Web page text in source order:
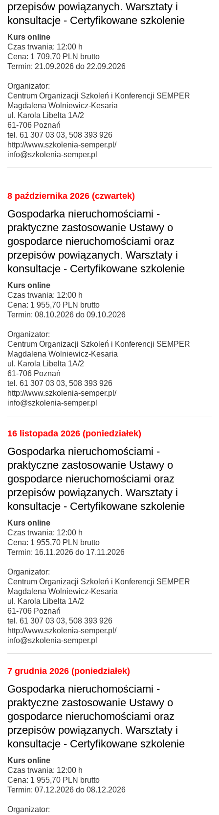
przepisów powiązanych. Warsztaty i
konsultacje - Certyfikowane szkolenie
Kurs online
Czas trwania: 12:00 h
Cena: 1 709,70 PLN brutto
Termin: 21.09.2026 do 22.09.2026
Organizator:
Centrum Organizacji Szkoleń i Konferencji SEMPER
Magdalena Wolniewicz-Kesaria
ul. Karola Libelta 1A/2
61-706 Poznań
tel. 61 307 03 03, 508 393 926
http://www.szkolenia-semper.pl/
info@szkolenia-semper.pl
8 października 2026 (czwartek)
Gospodarka nieruchomościami -
praktyczne zastosowanie Ustawy o
gospodarce nieruchomościami oraz
przepisów powiązanych. Warsztaty i
konsultacje - Certyfikowane szkolenie
Kurs online
Czas trwania: 12:00 h
Cena: 1 955,70 PLN brutto
Termin: 08.10.2026 do 09.10.2026
Organizator:
Centrum Organizacji Szkoleń i Konferencji SEMPER
Magdalena Wolniewicz-Kesaria
ul. Karola Libelta 1A/2
61-706 Poznań
tel. 61 307 03 03, 508 393 926
http://www.szkolenia-semper.pl/
info@szkolenia-semper.pl
16 listopada 2026 (poniedziałek)
Gospodarka nieruchomościami -
praktyczne zastosowanie Ustawy o
gospodarce nieruchomościami oraz
przepisów powiązanych. Warsztaty i
konsultacje - Certyfikowane szkolenie
Kurs online
Czas trwania: 12:00 h
Cena: 1 955,70 PLN brutto
Termin: 16.11.2026 do 17.11.2026
Organizator:
Centrum Organizacji Szkoleń i Konferencji SEMPER
Magdalena Wolniewicz-Kesaria
ul. Karola Libelta 1A/2
61-706 Poznań
tel. 61 307 03 03, 508 393 926
http://www.szkolenia-semper.pl/
info@szkolenia-semper.pl
7 grudnia 2026 (poniedziałek)
Gospodarka nieruchomościami -
praktyczne zastosowanie Ustawy o
gospodarce nieruchomościami oraz
przepisów powiązanych. Warsztaty i
konsultacje - Certyfikowane szkolenie
Kurs online
Czas trwania: 12:00 h
Cena: 1 955,70 PLN brutto
Termin: 07.12.2026 do 08.12.2026
Organizator: